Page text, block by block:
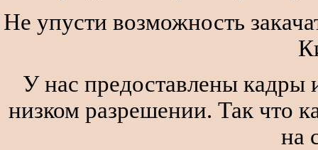
Не упусти возможность
У нас предоставлены кадры
низком разрешении. Так что
на